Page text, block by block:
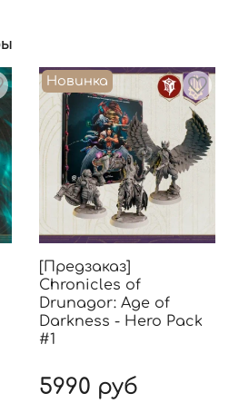
Новинка
[Предзаказ]
Chronicles of
Drunagor: Age of
Darkness - Hero Pack
#1
5990 руб